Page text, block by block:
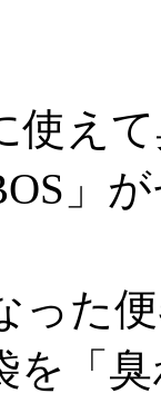
使え
」
った
を「